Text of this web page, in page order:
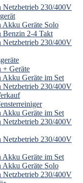
Netzbetrieb 230/400V
Akku Geräte Solo
Benzin 2-4 Takt
Netzbetrieb 230/400V
+ Geräte
Akku Geräte im Set
Netzbetrieb 230/400V
Akku Geräte im Set
Netzbetrieb 230/400V
Netzbetrieb 230/400V
Akku Geräte im Set
Akku Geräte Solo
Netzbetrieb 230/400V